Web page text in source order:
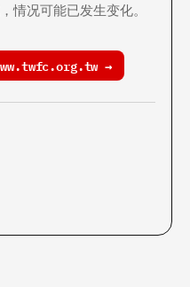
情况可能已发生变化。
→